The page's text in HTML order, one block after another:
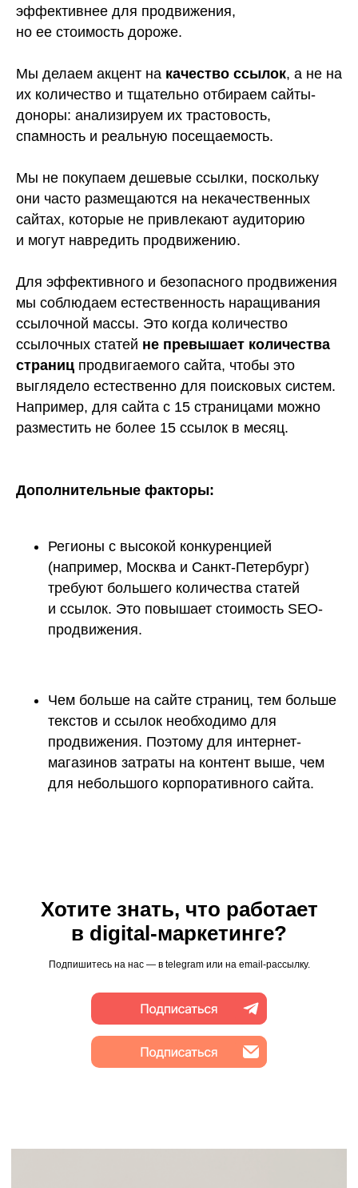
эффективнее для продвижения,
но ее стоимость дороже.
Мы делаем акцент на качество ссылок, а не на
их количество и тщательно отбираем сайты-
доноры: анализируем их трастовость,
спамность и реальную посещаемость.
Мы не покупаем дешевые ссылки, поскольку
они часто размещаются на некачественных
сайтах, которые не привлекают аудиторию
и могут навредить продвижению.
Для эффективного и безопасного продвижения
мы соблюдаем естественность наращивания
ссылочной массы. Это когда количество
ссылочных статей не превышает количества
страниц продвигаемого сайта, чтобы это
выглядело естественно для поисковых систем.
Например, для сайта с 15 страницами можно
разместить не более 15 ссылок в месяц.
Дополнительные факторы:
Регионы с высокой конкуренцией
(например, Москва и Санкт-Петербург)
требуют большего количества статей
и ссылок. Это повышает стоимость SEO-
продвижения.
Чем больше на сайте страниц, тем больше
текстов и ссылок необходимо для
продвижения. Поэтому для интернет-
магазинов затраты на контент выше, чем
для небольшого корпоративного сайта.
Хотите знать, что работает
в digital-маркетинге?
Подпишитесь на нас — в telegram или на email-рассылку.
персональных данных
Даюсогласиена получение рекламной рассылки
об услугах ООО «Адиджитал», в том числе кейсах